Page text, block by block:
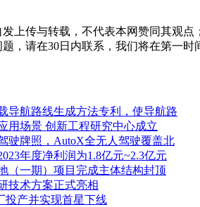
上传与转载，不代表本网赞同其观点；
，请在30日内联系，我们将在第一时
导航路线生成方法专利，使导航路
用场景 创新工程研究中心成立
驶牌照，AutoX全无人驾驶覆盖北
年度净利润为1.8亿元~2.3亿元
（一期）项目完成主体结构封顶
技术方案正式亮相
投产并实现首星下线